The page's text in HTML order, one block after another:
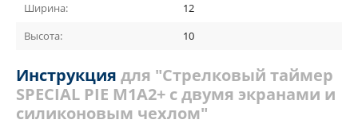
Ширина:
12
Высота:
10
Инструкция для "Стрелковый таймер
SPECIAL PIE M1A2+ с двумя экранами и
силиконовым чехлом"